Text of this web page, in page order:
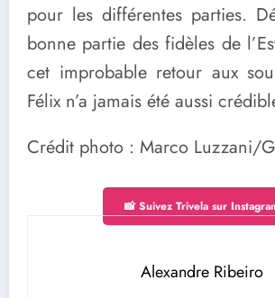
pour les différentes parties.
bonne partie des fidèles de
cet improbable retour aux
Félix n’a jamais été aussi
Crédit photo : Marco Luzzani/
📸 Suivez Trivela sur
Alexandre Ribeiro